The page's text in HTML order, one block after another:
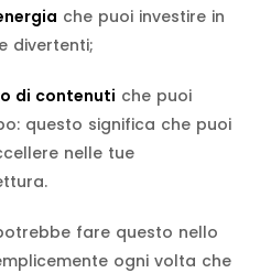
che puoi investire in
divertenti;
di contenuti che puoi
questo significa che puoi
nelle tue
fare questo nello
ogni volta che